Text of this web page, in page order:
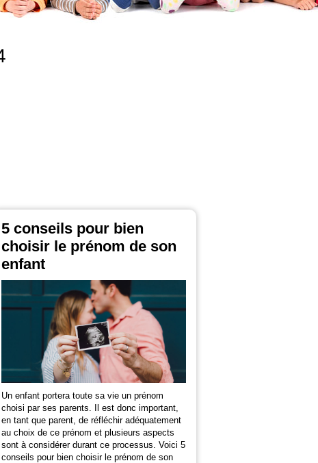
5 conseils pour bien
choisir le prénom de son
enfant
Un enfant portera toute sa vie un prénom
choisi par ses parents. Il est donc important,
en tant que parent, de réfléchir adéquatement
au choix de ce prénom et plusieurs aspects
sont à considérer durant ce processus. Voici 5
conseils pour bien choisir le prénom de son